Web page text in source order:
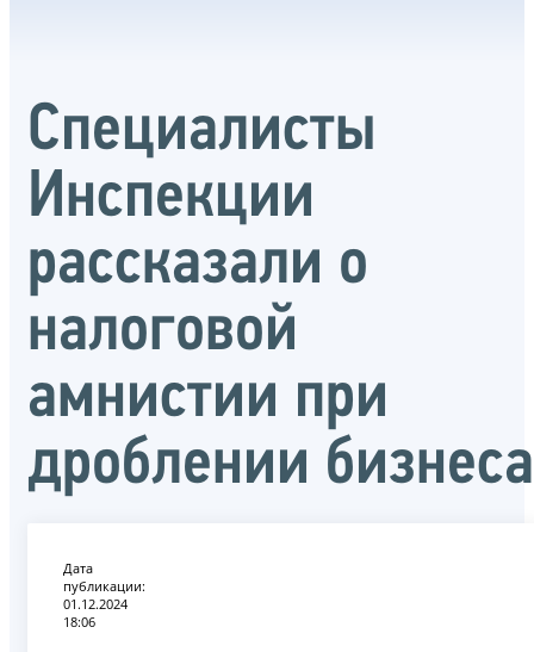
Специалисты
Инспекции
рассказали о
налоговой
амнистии при
дроблении бизнеса
Дата
публикации:
01.12.2024
18:06